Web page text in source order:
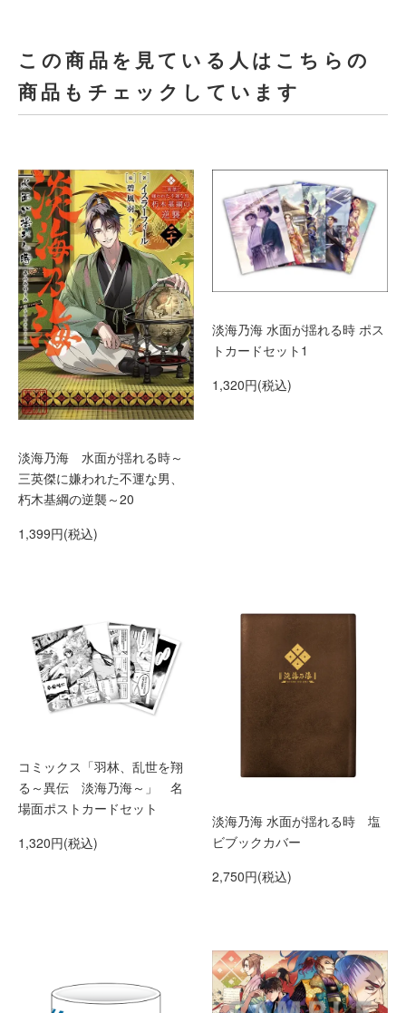
この商品を見ている人はこちらの
商品もチェックしています
淡海乃海 水面が揺れる時～
三英傑に嫌われた不運な男、
朽木基綱の逆襲～20
1,399円(税込)
淡海乃海 水面が揺れる時 ポス
トカードセット1
1,320円(税込)
コミックス「羽林、乱世を翔
る～異伝 淡海乃海～」 名
場面ポストカードセット
1,320円(税込)
淡海乃海 水面が揺れる時 塩
ビブックカバー
2,750円(税込)